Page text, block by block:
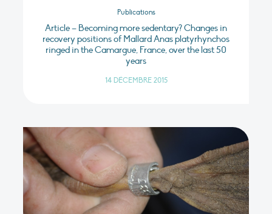
Publications
Article – Becoming more sedentary? Changes in
recovery positions of Mallard Anas platyrhynchos
ringed in the Camargue, France, over the last 50
years
14 DÉCEMBRE 2015